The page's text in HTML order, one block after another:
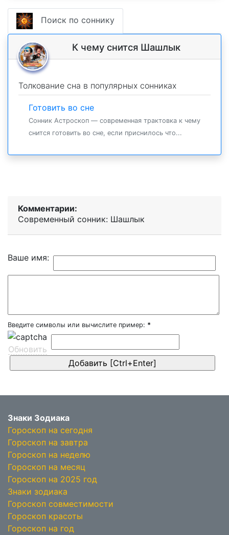
Поиск по соннику
К чему снится Шашлык
Толкование сна в популярных сонниках
Готовить во сне
Сонник Астроскоп — современная трактовка к чему
снится готовить во сне, если приснилось что...
Комментарии:
Современный сонник: Шашлык
Ваше имя:
Введите символы или вычислите пример: *
Обновить
Знаки Зодиака
Гороскоп на сегодня
Гороскоп на завтра
Гороскоп на неделю
Гороскоп на месяц
Гороскоп на 2025 год
Знаки зодиака
Гороскоп совместимости
Гороскоп красоты
Гороскоп на год